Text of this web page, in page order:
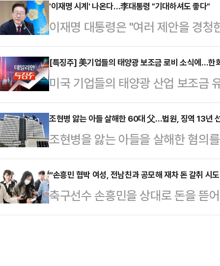
가 과연 중학교 1학년 수준은 되는
태 의원은 11일 CBS라디오 '뉴스
는 중학교 1학년 학생에게 비상계
것은 전쟁이라든지 비상사태 때 대
비상계엄은 평화로운 시기에 대통
했다.앞서 김용태 …
'이재명 시계' 나온다…李대통령 "기대하셔도 좋다"
이재명 대통령은 "여러 제안을 경
선물이 적합하겠다고 판단해 가성
밝혔다.11일 정치권에 따르면 이
와 관련해 언론에 일부만 보도되면
다"면서 이같이 말했다.이어 "얼마
스레 시계 선물에 관한 이야기가 나
드렸다"고 설명했다.그러면서 "이
선물 중 시계가…
[특징주] 美기업들의 태양광 보조금 로비 소식에…한
미국 기업들의 태양광 산업 보조금
련주들이 상승하고 있다.한국거래
시장에서 한화솔루션은 전 거래
이뤄지고 있다.그 밖에도 HD현대
(8.48%) 등 태양광 관련주들이 일
트저널(WSJ)은 10일(현지시각) 청
수 있도록 관련 기업들이 로비활동
로 미국 대표…
조현병 앓는 아들 살해한 60대 父…법원, 징역 13년
조현병을 앓는 아들을 살해한 혐의
을 선고했다.부산지방법원 형사5
기소된 60대 A씨에게 징역 13년을
8분쯤 부산 금정구 부곡동 한 거리
혐의를 받는다.A씨 가족은 조현병
“손흥민 협박 여성, 전남친과 공모해 재차 돈 갈취 시
축구선수 손흥민을 상대로 돈을 뜯
공갈미수 사건이, 단독 범행이 아닌